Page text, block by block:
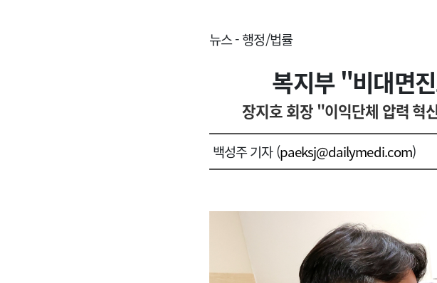
뉴스 - 행정/법률
복지부 "비대면
장지호 회장 "이익단체 압력 혁
백성주 기자 (paeksj@dailymedi.com)